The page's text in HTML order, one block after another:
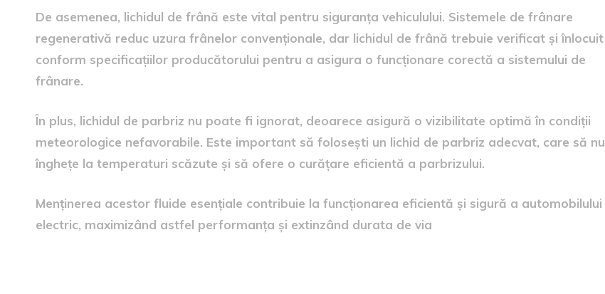
De asemenea, lichidul de frână este vital pentru siguranța vehiculului. Sistemele de frânare
regenerativă reduc uzura frânelor convenționale, dar lichidul de frână trebuie verificat și înlocuit
conform specificațiilor producătorului pentru a asigura o funcționare corectă a sistemului de
frânare.
În plus, lichidul de parbriz nu poate fi ignorat, deoarece asigură o vizibilitate optimă în condiții
meteorologice nefavorabile. Este important să folosești un lichid de parbriz adecvat, care să nu
înghețe la temperaturi scăzute și să ofere o curățare eficientă a parbrizului.
Menținerea acestor fluide esențiale contribuie la funcționarea eficientă și sigură a automobilului
electric, maximizând astfel performanța și extinzând durata de via